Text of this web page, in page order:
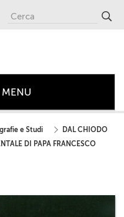
MENU
+
e Studi
DAL CHIODO
DI PAPA FRANCESCO